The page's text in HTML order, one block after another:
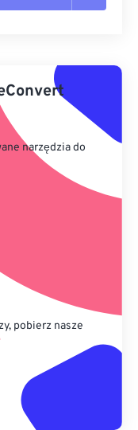
narzędzia do
pobierz nasze